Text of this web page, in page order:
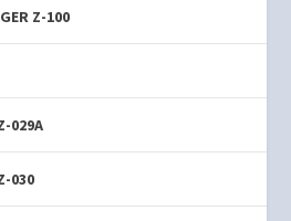
Z-100
029A
030